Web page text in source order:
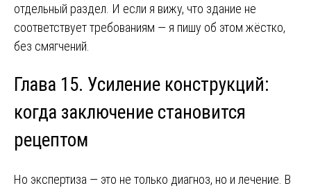
отдельный раздел. И если я вижу, что здание не
соответствует требованиям — я пишу об этом жёстко,
без смягчений.
Глава 15. Усиление конструкций:
когда заключение становится
рецептом
Но экспертиза — это не только диагноз, но и лечение. В